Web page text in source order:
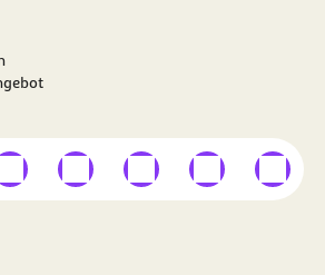
BARMER auf
Link
externer Linkexterner Linkexterner Link